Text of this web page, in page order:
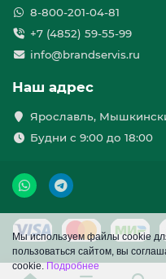
Мы используем файлы cookie
пользоваться сайтом, вы
cookie.Подробнее
8-800-201-04-81
+7 (4852) 59-55-99
info@brandservis.ru
Наш адрес
Ярославль,
Будни с 9:00 до 18:00